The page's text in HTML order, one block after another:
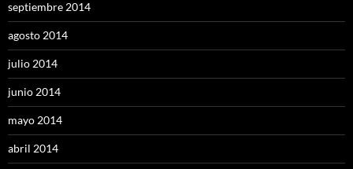
septiembre 2014
agosto 2014
julio 2014
junio 2014
mayo 2014
abril 2014